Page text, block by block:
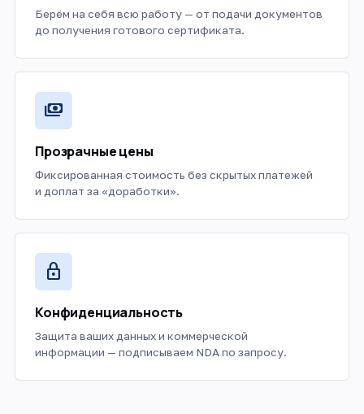
Берём на себя всю работу — от подачи документов
до получения готового сертификата.
payments
Прозрачные цены
Фиксированная стоимость без скрытых платежей
и доплат за «доработки».
lock
Конфиденциальность
Защита ваших данных и коммерческой
информации — подписываем NDA по запросу.